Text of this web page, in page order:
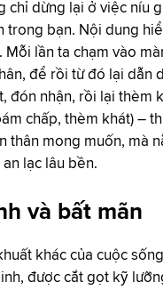
chỉ dừng lại ở việc níu
trong bạn. Nội dung
Mỗi lần ta chạm vào
để rồi từ đó lại dẫn
đón nhận, rồi lại thèm
chấp, thèm khát) –
thân mong muốn, mà
lạc lâu bền.
và bất mãn
khác của cuộc
được cắt gọt kỹ